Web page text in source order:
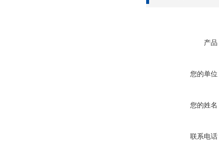
产品
您的单位
您的姓名
联系电话